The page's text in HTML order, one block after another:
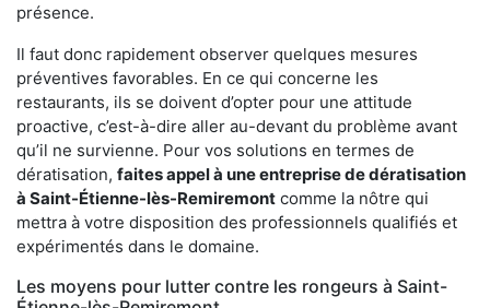
présence.
Il faut donc rapidement observer quelques mesures
préventives favorables. En ce qui concerne les
restaurants, ils se doivent d’opter pour une attitude
proactive, c’est-à-dire aller au-devant du problème avant
qu’il ne survienne. Pour vos solutions en termes de
dératisation, faites appel à une entreprise de dératisation
à Saint-Étienne-lès-Remiremont comme la nôtre qui
mettra à votre disposition des professionnels qualifiés et
expérimentés dans le domaine.
Les moyens pour lutter contre les rongeurs à Saint-